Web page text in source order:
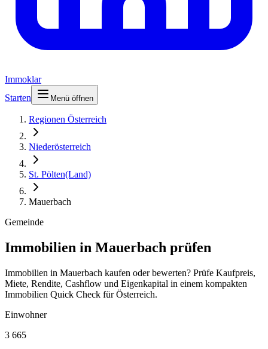
Immoklar
Starten
Menü öffnen
Regionen Österreich
Niederösterreich
St. Pölten(Land)
Mauerbach
Gemeinde
Immobilien in Mauerbach prüfen
Immobilien in Mauerbach kaufen oder bewerten? Prüfe Kaufpreis,
Miete, Rendite, Cashflow und Eigenkapital in einem kompakten
Immobilien Quick Check für Österreich.
Einwohner
3 665